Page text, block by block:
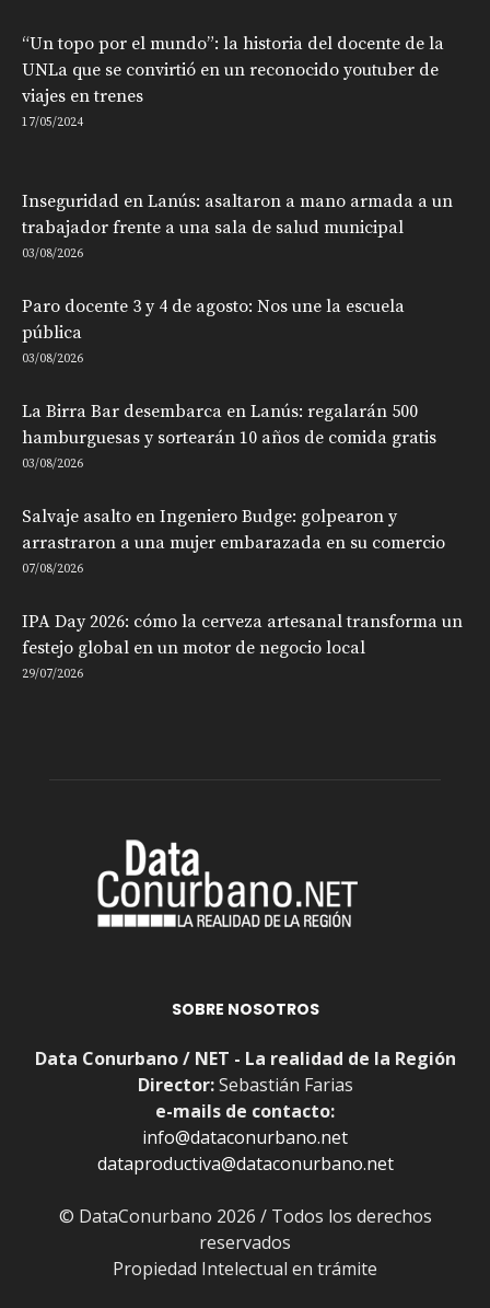
“Un topo por el mundo”: la historia del docente de la
UNLa que se convirtió en un reconocido youtuber de
viajes en trenes
17/05/2024
Inseguridad en Lanús: asaltaron a mano armada a un
trabajador frente a una sala de salud municipal
03/08/2026
Paro docente 3 y 4 de agosto: Nos une la escuela
pública
03/08/2026
La Birra Bar desembarca en Lanús: regalarán 500
hamburguesas y sortearán 10 años de comida gratis
03/08/2026
Salvaje asalto en Ingeniero Budge: golpearon y
arrastraron a una mujer embarazada en su comercio
07/08/2026
IPA Day 2026: cómo la cerveza artesanal transforma un
festejo global en un motor de negocio local
29/07/2026
SOBRE NOSOTROS
Data Conurbano / NET - La realidad de la Región
Director:Sebastián Farias
e-mails de contacto:
info@dataconurbano.net
dataproductiva@dataconurbano.net
© DataConurbano 2026 / Todos los derechos
reservados
Propiedad Intelectual en trámite